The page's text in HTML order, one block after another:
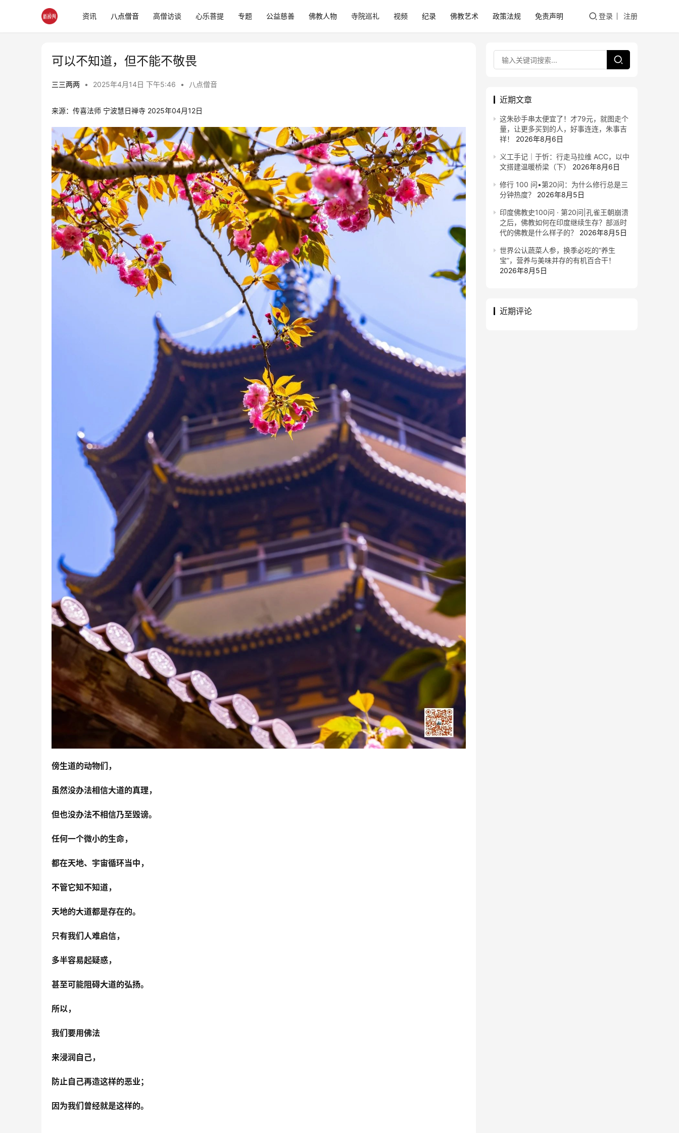
资讯 八点僧音 高僧访谈 心乐菩提 专题 公益慈善 佛教人物 寺院巡礼 视频 纪录 佛教艺术 政策法规 免责声明 登录 注册
可以不知道，但不能不敬畏
三三两两 • 2025年4月14日 下午5:46 • 八点僧音
来源：传喜法师 宁波慧日禅寺 2025年04月12日
傍生道的动物们，
虽然没办法相信大道的真理，
但也没办法不相信乃至毁谤。
任何一个微小的生命，
都在天地、宇宙循环当中，
不管它知不知道，
天地的大道都是存在的。
只有我们人难启信，
多半容易起疑惑，
甚至可能阻碍大道的弘扬。
所以，
我们要用佛法
来浸润自己，
防止自己再造这样的恶业；
因为我们曾经就是这样的。
近期文章
这朱砂手串太便宜了！才79元，就图走个
量，让更多买到的人，好事连连，朱事吉
祥！
2026年8月6日
义工手记｜于忻：行走马拉维 ACC，以中
文搭建温暖桥梁（下）
2026年8月6日
修行 100 问•第20问：为什么修行总是三
分钟热度？
2026年8月5日
印度佛教史100问 · 第20问|孔雀王朝崩溃
之后，佛教如何在印度继续生存？部派时
代的佛教是什么样子的？
2026年8月5日
世界公认蔬菜人参，换季必吃的“养生
宝”，营养与美味并存的有机百合干！
2026年8月5日
近期评论